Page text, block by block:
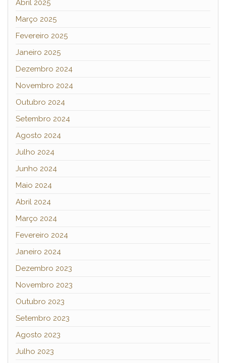
Abril 2025
Março 2025
Fevereiro 2025
Janeiro 2025
Dezembro 2024
Novembro 2024
Outubro 2024
Setembro 2024
Agosto 2024
Julho 2024
Junho 2024
Maio 2024
Abril 2024
Março 2024
Fevereiro 2024
Janeiro 2024
Dezembro 2023
Novembro 2023
Outubro 2023
Setembro 2023
Agosto 2023
Julho 2023